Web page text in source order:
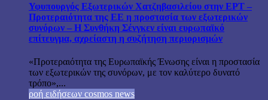
Υφυπουργός Εξωτερικών Χατζηβασιλείου στην ΕΡΤ –
Προτεραιότητα της ΕΕ η προστασία των εξωτερικών
συνόρων – Η Συνθήκη Σένγκεν είναι ευρωπαϊκό
επίτευγμα, αχρείαστη η συζήτηση περιορισμών
«Προτεραιότητα της Ευρωπαϊκής Ένωσης είναι η προστασία
των εξωτερικών της συνόρων, με τον καλύτερο δυνατό
τρόπο»,...
ροή ειδήσεων cosmos news